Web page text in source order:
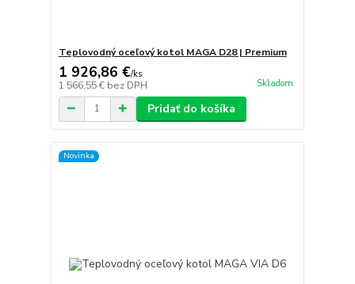
Teplovodný oceľový kotol MAGA D28 | Premium
1 926,86 €/ks
1 566,55 € bez DPH Skladom
Pridať do košíka
Novinka